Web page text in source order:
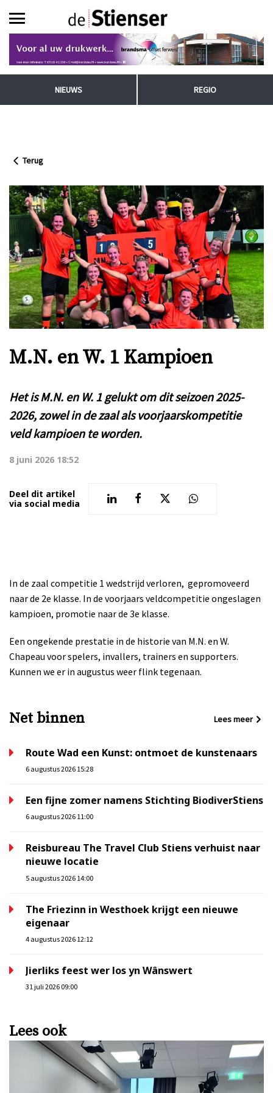
NIEUWS REGIO
Terug
M.N. en W. 1 Kampioen
Het is M.N. en W. 1 gelukt om dit seizoen 2025-
2026, zowel in de zaal als voorjaarskompetitie
veld kampioen te worden.
8 juni 2026 18:52
Deel dit artikel
via social media
In de zaal competitie 1 wedstrijd verloren, gepromoveerd
naar de 2e klasse. In de voorjaars veldcompetitie ongeslagen
kampioen, promotie naar de 3e klasse.
Een ongekende prestatie in de historie van M.N. en W.
Chapeau voor spelers, invallers, trainers en supporters.
Kunnen we er in augustus weer flink tegenaan.
Net binnen Lees meer
Route Wad een Kunst: ontmoet de kunstenaars
6 augustus 2026 15:28
Een fijne zomer namens Stichting BiodiverStiens
6 augustus 2026 11:00
Reisbureau The Travel Club Stiens verhuist naar
nieuwe locatie
5 augustus 2026 14:00
The Friezinn in Westhoek krijgt een nieuwe
eigenaar
4 augustus 2026 12:12
Jierliks feest wer los yn Wânswert
31 juli 2026 09:00
Lees ook